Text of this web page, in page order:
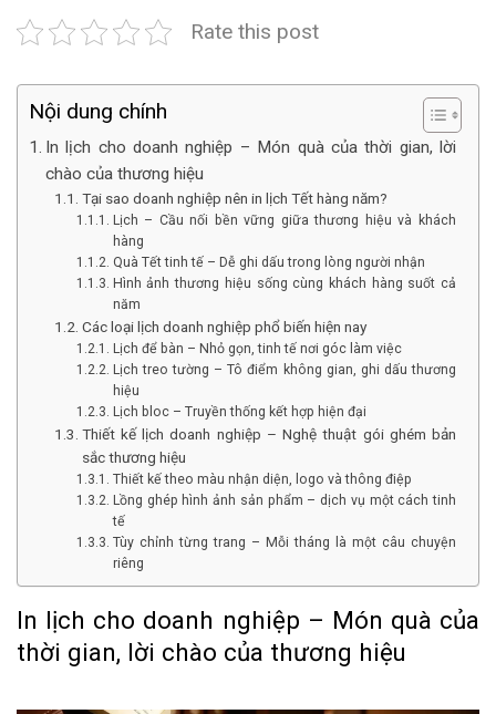
Rate this post
Nội dung chính
In lịch cho doanh nghiệp – Món quà của thời gian, lời
chào của thương hiệu
Tại sao doanh nghiệp nên in lịch Tết hàng năm?
Lịch – Cầu nối bền vững giữa thương hiệu và khách
hàng
Quà Tết tinh tế – Dễ ghi dấu trong lòng người nhận
Hình ảnh thương hiệu sống cùng khách hàng suốt cả
năm
Các loại lịch doanh nghiệp phổ biến hiện nay
Lịch để bàn – Nhỏ gọn, tinh tế nơi góc làm việc
Lịch treo tường – Tô điểm không gian, ghi dấu thương
hiệu
Lịch bloc – Truyền thống kết hợp hiện đại
Thiết kế lịch doanh nghiệp – Nghệ thuật gói ghém bản
sắc thương hiệu
Thiết kế theo màu nhận diện, logo và thông điệp
Lồng ghép hình ảnh sản phẩm – dịch vụ một cách tinh
tế
Tùy chỉnh từng trang – Mỗi tháng là một câu chuyện
riêng
In lịch cho doanh nghiệp – Món quà của
thời gian, lời chào của thương hiệu